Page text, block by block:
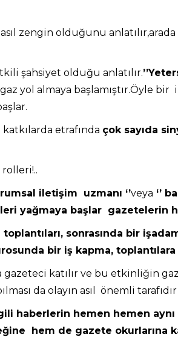
zengin olduğunu
şahsiyet olduğu anlatılır.
yol almaya başlamıştır.Öyle bir
etrafında çok sayıda
iletişim uzmanı ‘’veya ‘’
yağmaya başlar gazetelerin
toplantıları, sonrasında bir
bir iş kapma,
gazeteci katılır ve bu etkinliğin
da olayın asıl önemli
haberlerin hemen hemen
hem de gazete okurlarına